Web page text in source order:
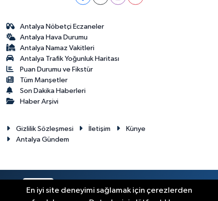
Antalya Nöbetçi Eczaneler
Antalya Hava Durumu
Antalya Namaz Vakitleri
Antalya Trafik Yoğunluk Haritası
Puan Durumu ve Fikstür
Tüm Manşetler
Son Dakika Haberleri
Haber Arşivi
Gizlilik Sözleşmesi İletişim
Künye
Antalya Gündem
En iyi site deneyimi sağlamak için çerezlerden